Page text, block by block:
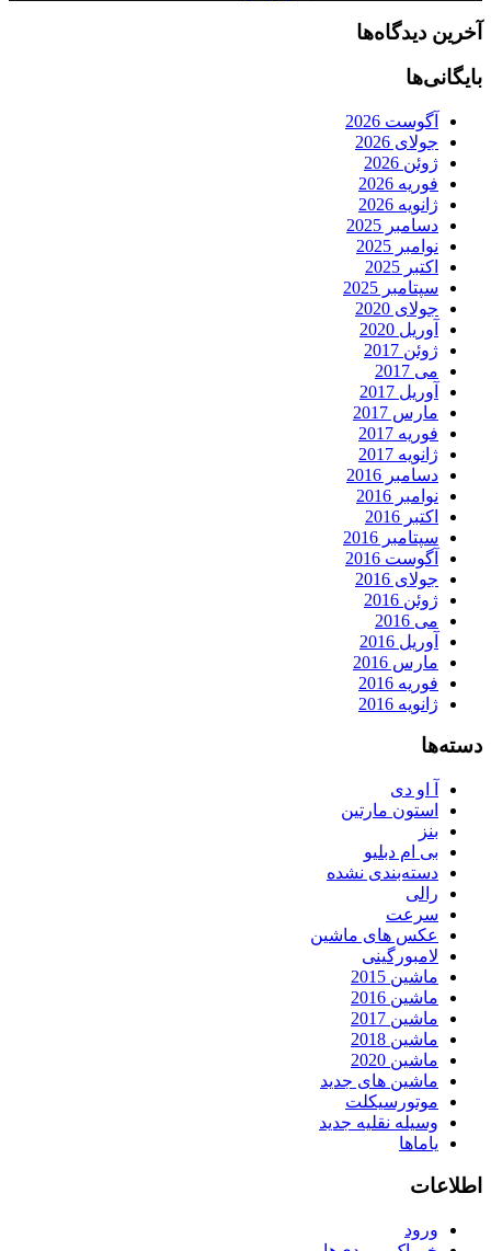
آخرین دیدگاه‌ها
بایگانی‌ها
آگوست 2026
جولای 2026
ژوئن 2026
فوریه 2026
ژانویه 2026
دسامبر 2025
نوامبر 2025
اکتبر 2025
سپتامبر 2025
جولای 2020
آوریل 2020
ژوئن 2017
می 2017
آوریل 2017
مارس 2017
فوریه 2017
ژانویه 2017
دسامبر 2016
نوامبر 2016
اکتبر 2016
سپتامبر 2016
آگوست 2016
جولای 2016
ژوئن 2016
می 2016
آوریل 2016
مارس 2016
فوریه 2016
ژانویه 2016
دسته‌ها
آ او دی
استون مارتین
بنز
بی ام دبلیو
دسته‌بندی نشده
رالی
سرعت
عکس های ماشین
لامبورگینی
ماشین 2015
ماشین 2016
ماشین 2017
ماشین 2018
ماشین 2020
ماشین های جدید
موتورسیکلت
وسیله نقلیه جدید
یاماها
اطلاعات
ورود